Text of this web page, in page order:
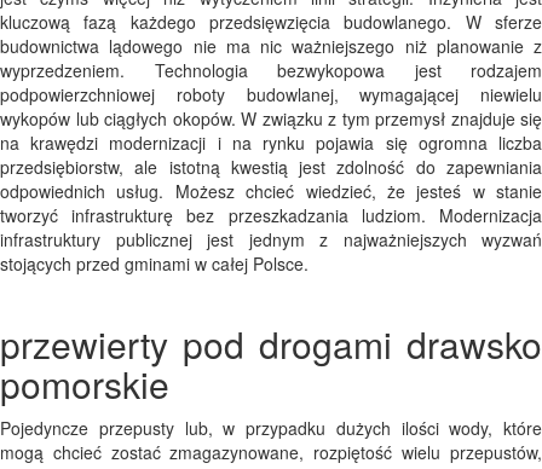
kluczową fazą każdego przedsięwzięcia budowlanego. W sferze
budownictwa lądowego nie ma nic ważniejszego niż planowanie z
wyprzedzeniem. Technologia bezwykopowa jest rodzajem
podpowierzchniowej roboty budowlanej, wymagającej niewielu
wykopów lub ciągłych okopów. W związku z tym przemysł znajduje się
na krawędzi modernizacji i na rynku pojawia się ogromna liczba
przedsiębiorstw, ale istotną kwestią jest zdolność do zapewniania
odpowiednich usług. Możesz chcieć wiedzieć, że jesteś w stanie
tworzyć infrastrukturę bez przeszkadzania ludziom. Modernizacja
infrastruktury publicznej jest jednym z najważniejszych wyzwań
stojących przed gminami w całej Polsce.
przewierty pod drogami drawsko
pomorskie
Pojedyncze przepusty lub, w przypadku dużych ilości wody, które
mogą chcieć zostać zmagazynowane, rozpiętość wielu przepustów,